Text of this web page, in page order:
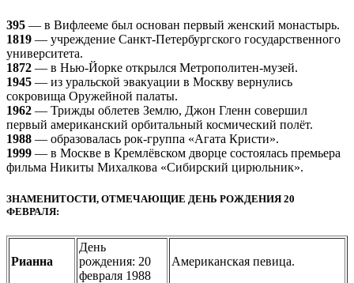
395 — в Вифлееме был основан первый женский монастырь.
1819 — учреждение Санкт-Петербургского государственного
университета.
1872 — в Нью-Йорке открылся Метрополитен-музей.
1945 — из уральской эвакуации в Москву вернулись
сокровища Оружейной палаты.
1962 — Трижды облетев Землю, Джон Гленн совершил
первый американский орбитальный космический полёт.
1988 — образовалась рок-группа «Агата Кристи».
1999 — в Москве в Кремлёвском дворце состоялась премьера
фильма Никиты Михалкова «Сибирский цирюльник».
ЗНАМЕНИТОСТИ, ОТМЕЧАЮЩИЕ ДЕНЬ РОЖДЕНИЯ 20
ФЕВРАЛЯ:
Рианна
День
рождения: 20
февраля 1988
Американская певица.